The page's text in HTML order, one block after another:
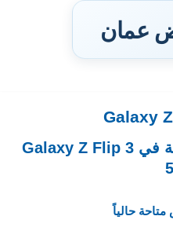
عمان
Galaxy
عروض وخصومات حصرية في Galaxy Z Flip 3
حالياً